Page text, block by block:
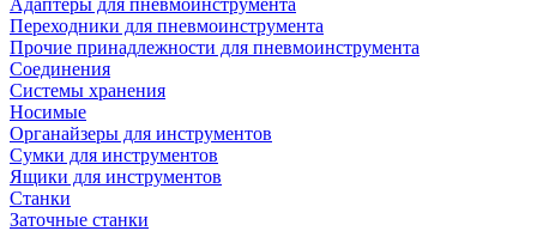
Адаптеры для пневмоинструмента
Переходники для пневмоинструмента
Прочие принадлежности для пневмоинструмента
Соединения
Системы хранения
Носимые
Органайзеры для инструментов
Сумки для инструментов
Ящики для инструментов
Станки
Заточные станки